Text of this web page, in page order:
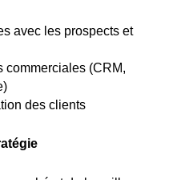
avec les prospects et
commerciales (CRM,
des clients